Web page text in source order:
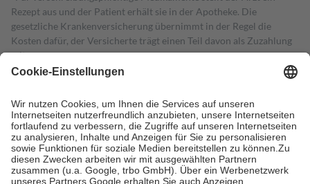
Rezept aus und der Patient erhält sie in der Apotheke. Die
gesetzliche Krankenversicherung übernimmt in der Regel die
Kosten dafür, der Versicherte trägt einen Teil davon als Zuzahlung
mit.
Grundsätzlich leisten Mitglieder Zuzahlungen in Höhe von zehn
höchstens zehn Euro.
Es sind jedoch nie mehr als die tatsächlichen
Kosten der Leistung zu entrichten.
Diese Regeln gelten grundsätzlich auch für Online-Apotheken.
Bei Heilmitteln und häuslicher Krankenpflege beträgt die
Zuzahlung zehn Prozent der Kosten sowie zehn Euro je
Verordnung.